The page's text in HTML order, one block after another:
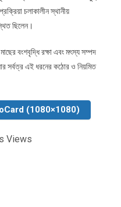
চলাকালীন স্থানীয়
ছিলেন।
বংশবৃদ্ধি রক্ষা এবং মৎস্য সম্পদ
সর্বত্র এই ধরনের কঠোর ও নিয়মিত
(1080×1080)
Views